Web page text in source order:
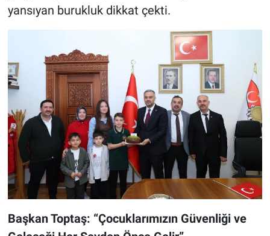
yansıyan burukluk dikkat çekti.
Başkan Toptaş: “Çocuklarımızın Güvenliği ve